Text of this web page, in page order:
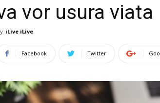
vor usura viata
iLive iLive
Facebook Twitter